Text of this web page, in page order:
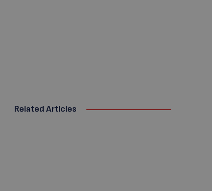
Related Articles